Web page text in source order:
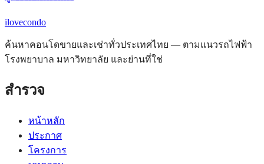
ilovecondo
ค้นหาคอนโดขายและเช่าทั่วประเทศไทย — ตามแนวรถไฟฟ้า
โรงพยาบาล มหาวิทยาลัย และย่านที่ใช่
สำรวจ
หน้าหลัก
ประกาศ
โครงการ